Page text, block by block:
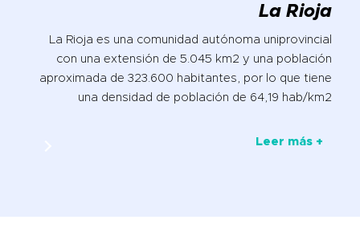
La Rioja
La Rioja es una comunidad autónoma uniprovincial
con una extensión de 5.045 km2 y una población
aproximada de 323.600 habitantes, por lo que tiene
una densidad de población de 64,19 hab/km2
Leer más +